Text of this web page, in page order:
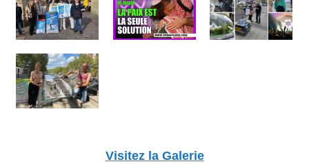
Visitez la Galerie